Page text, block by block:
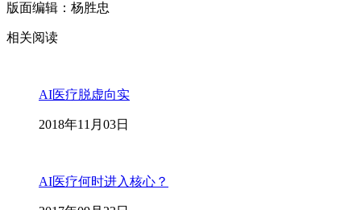
版面编辑：杨胜忠
相关阅读
AI医疗脱虚向实
2018年11月03日
AI医疗何时进入核心？